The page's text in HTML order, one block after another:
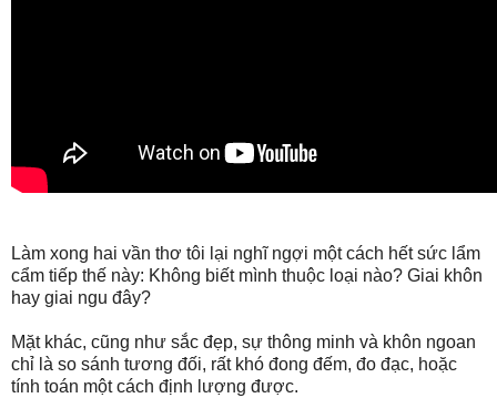
Làm xong hai vần thơ tôi lại nghĩ ngợi một cách hết sức lẩm
cẩm tiếp thế này: Không biết mình thuộc loại nào? Giai khôn
hay giai ngu đây?
Mặt khác, cũng như sắc đẹp, sự thông minh và khôn ngoan
chỉ là so sánh tương đối, rất khó đong đếm, đo đạc, hoặc
tính toán một cách định lượng được.